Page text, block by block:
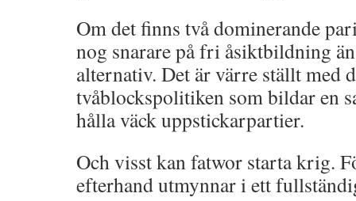
Om det finns två dominerande
nog snarare på fri åsiktbildning
alternativ. Det är värre ställt med
tvåblockspolitiken som bildar en
hålla väck uppstickarpartier.
Och visst kan fatwor starta krig.
efterhand utmynnar i ett